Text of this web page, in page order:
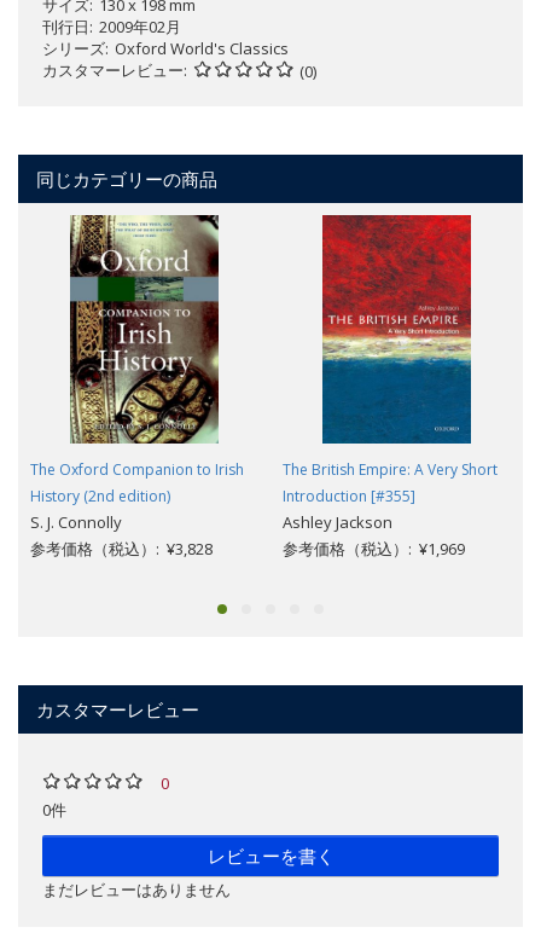
サイズ 130 x 198 mm
刊行日 2009年02月
シリーズ Oxford World's Classics
カスタマーレビュー
(0)
同じカテゴリーの商品
The Oxford Companion to Irish
History (2nd edition)
S. J. Connolly
参考価格（税込）: ¥3,828
The British Empire: A Very Short
Introduction [#355]
Ashley Jackson
参考価格（税込）: ¥1,969
カスタマーレビュー
0
0件
レビューを書く
まだレビューはありません